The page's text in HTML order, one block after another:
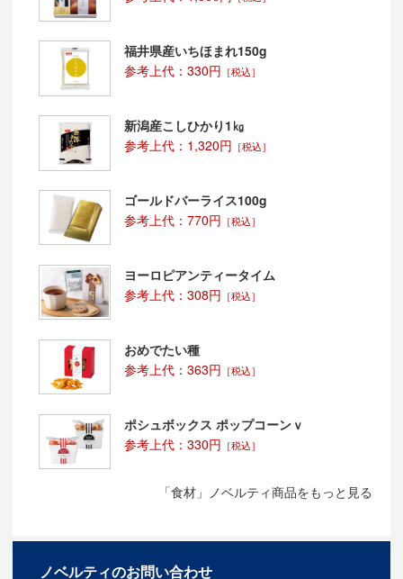
福井県産いちほまれ150g
参考上代：330円 ［税込］
新潟産こしひかり1㎏
参考上代：1,320円 ［税込］
ゴールドバーライス100g
参考上代：770円 ［税込］
ヨーロピアンティータイム
参考上代：308円 ［税込］
おめでたい種
参考上代：363円 ［税込］
ポシュボックス ポップコーンｖ
参考上代：330円 ［税込］
「食材」ノベルティ商品をもっと見る
ノベルティのお問い合わせ